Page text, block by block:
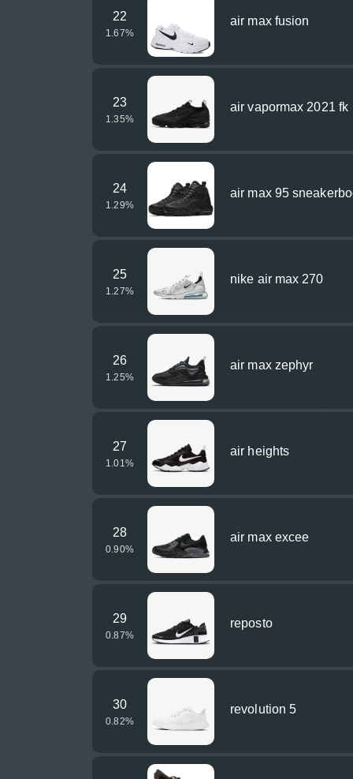
22
1.67%
air max fusion
23
1.35%
air vapormax 2021 fk
24
1.29%
air max 95
25
1.27%
nike air max 270
26
1.25%
air max zephyr
27
1.01 %
air heights
28
0.90%
air max excee
29
0.87%
reposto
30
0.82%
revolution 5